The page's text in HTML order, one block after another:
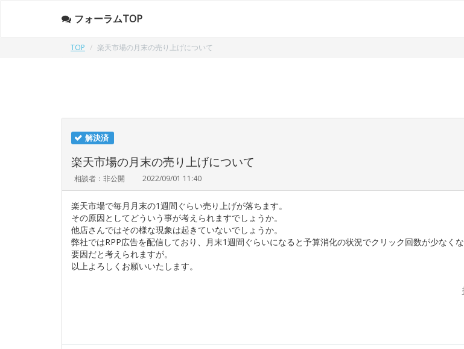
フォーラムTOP
TOP 楽天市場の月末の売り上げについて
解決済
楽天市場の月末の売り上げについて
相談者：非公開 2022/09/01 11:40
楽天市場で毎月月末の1週間ぐらい売り上げが落ちます。
その原因としてどういう事が考えられますでしょうか。
他店さんではその様な現象は起きていないでしょうか。
弊社ではRPP広告を配信しており、月末1週間ぐらいになると予算消化の状況でクリック回数が少なく
要因だと考えられますが。
以上よろしくお願いいたします。